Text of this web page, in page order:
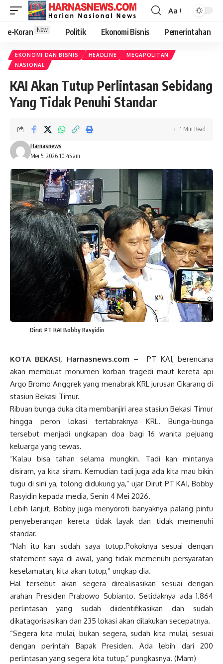
Aa
e-Koran New Politik Ekonomi Bisnis Pemerintahan
EKONOMI DAN BISNIS HEADLINE
MEGAPOLITAN
NASIONAL
KAI Akan Tutup Perlintasan Sebidang
Yang Tidak Penuhi Standar
Mei 5, 2026 10:45 am
Harnasnews
1 Min Read
Dirut PT KAI Bobby Rasyidin
KOTA BEKASI, Harnasnews.com – PT KAI, berencana
akan membuat monumen korban tragedi maut kereta api
Argo Bromo Anggrek yang menabrak KRL jurusan Cikarang di
stasiun Bekasi Timur.
Ribuan bunga duka cita membanjiri area stasiun Bekasi Timur
hingga peron lokasi tertabraknya KRL. Bunga-bunga
tersebut menjadi ungkapan doa bagi 16 wanita pejuang
keluarga yang tewas.
“Kalau bisa tahan selama mungkin. Tadi kan mintanya
disiram, ya kita siram. Kemudian tadi juga ada kita mau bikin
tugu di sini ya, tolong didukung ya,” ujar Dirut PT KAI, Bobby
Rasyidin kepada media, Senin 4 Mei 2026.
Lebih lanjut, Bobby juga menyoroti banyaknya palang pintu
penyeberangan kereta tidak layak dan tidak memenuhi
standar.
“Nah itu kan sudah saya tutup.Pokoknya sesuai dengan
statement saya di awal, yang tidak memenuhi persyaratan
keselamatan, kita akan tutup,” ungkap dia.
Hal tersebut akan segera direalisasikan sesuai dengan
arahan Presiden Prabowo Subianto. Setidaknya ada 1.864
perlintasan yang sudah diidentifikasikan dan sudah
dikatagorisasikan dan 235 lokasi akan dilakukan secepatnya.
“Segera kita mulai, bukan segera, sudah kita mulai, sesuai
dengan perintah Bapak Presiden. Ada lebih dari 200
perlintasan yang segera kita tutup,” pungkasnya. (Mam)